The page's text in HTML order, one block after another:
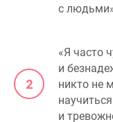
с
«Я часто
и
никто не
и